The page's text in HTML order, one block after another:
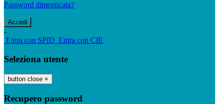
Password dimenticata?
-
Entra con SPID Entra con CIE
Seleziona utente
button close ×
Recupero password